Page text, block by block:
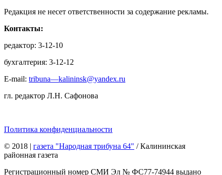
Редакция не несет ответственности за содержание рекламы.
Контакты:
редактор: 3-12-10
бухгалтерия: 3-12-12
E-mail: tribuna—kalininsk@yandex.ru
гл. редактор Л.Н. Сафонова
Политика конфиденциальности
© 2018 | газета "Народная трибуна 64" / Калининская
районная газета
Регистрационный номер СМИ Эл № ФС77-74944 выдано